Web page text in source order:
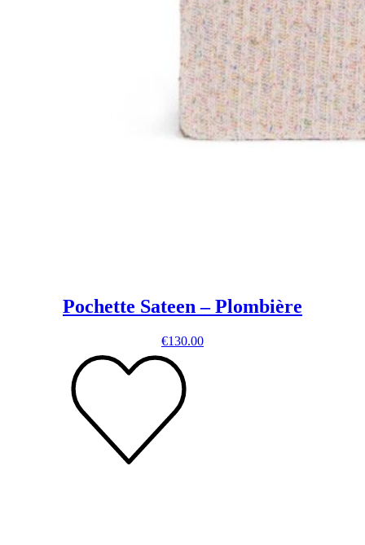
Pochette Sateen – Plombière
€130.00